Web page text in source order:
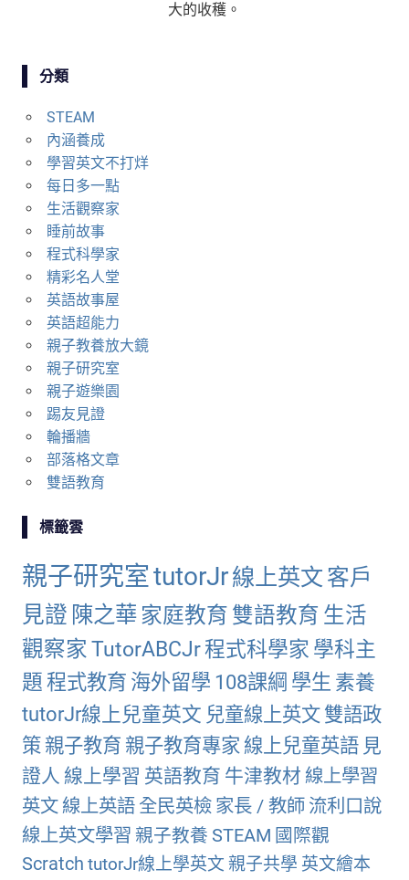
大的收穫。
分類
STEAM
內涵養成
學習英文不打烊
每日多一點
生活觀察家
睡前故事
程式科學家
精彩名人堂
英語故事屋
英語超能力
親子教養放大鏡
親子研究室
親子遊樂園
踢友見證
輪播牆
部落格文章
雙語教育
標籤雲
親子研究室tutorJr線上英文 客戶
見證 陳之華 家庭教育 雙語教育 生活
觀察家 TutorABCJr程式科學家 學科主
題程式教育 海外留學 108課綱 學生 素養
tutorJr線上兒童英文 兒童線上英文 雙語政
策 親子教育 親子教育專家 線上兒童英語 見
證人 線上學習 英語教育 牛津教材 線上學習
英文 線上英語 全民英檢 家長 / 教師 流利口說
線上英文學習 親子教養 STEAM 國際觀
Scratch tutorJr線上學英文 親子共學 英文繪本